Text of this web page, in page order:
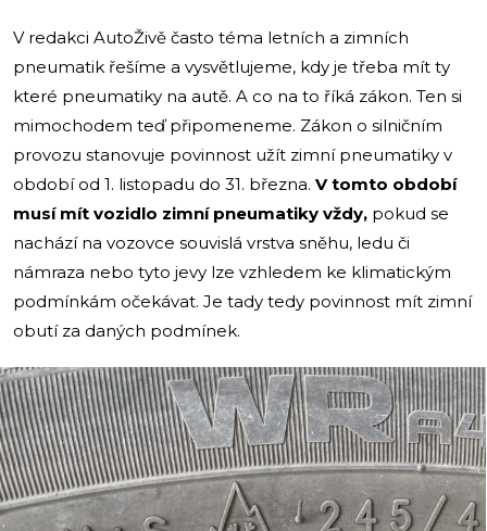
V redakci AutoŽivě často téma letních a zimních
pneumatik řešíme a vysvětlujeme, kdy je třeba mít ty
které pneumatiky na autě. A co na to říká zákon. Ten si
mimochodem teď připomeneme. Zákon o silničním
provozu stanovuje povinnost užít zimní pneumatiky v
období od 1. listopadu do 31. března. V tomto období
musí mít vozidlo zimní pneumatiky vždy, pokud se
nachází na vozovce souvislá vrstva sněhu, ledu či
námraza nebo tyto jevy lze vzhledem ke klimatickým
podmínkám očekávat. Je tady tedy povinnost mít zimní
obutí za daných podmínek.